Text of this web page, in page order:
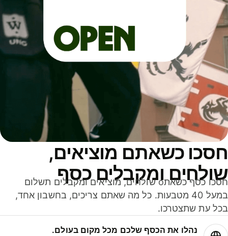
כשאתם מוציאים,
ומקבלים כסף
חסכו כסף כשאתo שולחים, מוציאים ומקבלים תשלום
במעל 40 מטבעות. כל מה שאתם צריכים, בחשבון אחד,
עת שתצטרכו.
נהלו את הכסף שלכם מכל מקום בעולם.